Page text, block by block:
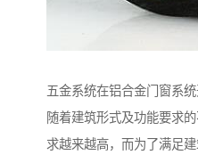
五金系统在铝合金门窗系统
随着建筑形式及功能要求
求越来越高，而为了满足